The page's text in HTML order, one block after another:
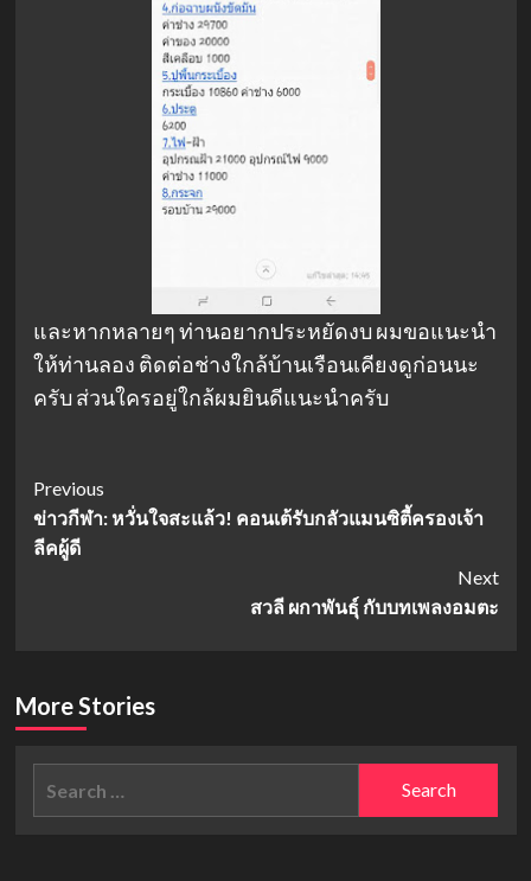
และหากหลายๆ ท่านอยากประหยัดงบ ผมขอแนะนำ
ให้ท่านลอง ติดต่อช่างใกล้บ้านเรือนเคียงดูก่อนนะ
ครับ ส่วนใครอยู่ใกล้ผมยินดีแนะนำครับ
Post
Navigation
Previous
ข่าวกีฬา: หวั่นใจสะแล้ว! คอนเต้รับกลัวแมนซิตี้ครองเจ้า
ลีคผู้ดี
Next
สวลี ผกาพันธุ์ กับบทเพลงอมตะ
More Stories